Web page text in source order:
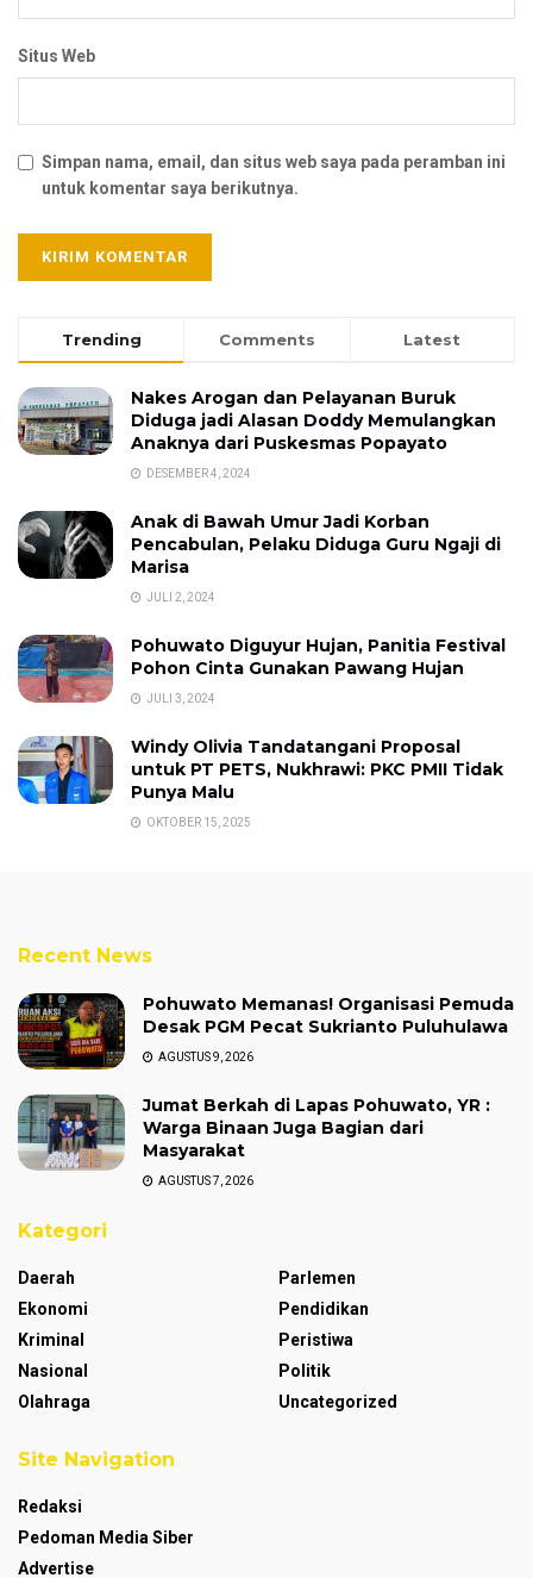
Situs Web
Simpan nama, email, dan situs web saya pada peramban ini
untuk komentar saya berikutnya.
Trending Comments Latest
Nakes Arogan dan Pelayanan Buruk
Diduga jadi Alasan Doddy Memulangkan
Anaknya dari Puskesmas Popayato
DESEMBER 4, 2024
Anak di Bawah Umur Jadi Korban
Pencabulan, Pelaku Diduga Guru Ngaji di
Marisa
JULI 2, 2024
Pohuwato Diguyur Hujan, Panitia Festival
Pohon Cinta Gunakan Pawang Hujan
JULI 3, 2024
Windy Olivia Tandatangani Proposal
untuk PT PETS, Nukhrawi: PKC PMII Tidak
Punya Malu
OKTOBER 15, 2025
Recent News
Pohuwato Memanas! Organisasi Pemuda
Desak PGM Pecat Sukrianto Puluhulawa
AGUSTUS 9, 2026
Jumat Berkah di Lapas Pohuwato, YR :
Warga Binaan Juga Bagian dari
Masyarakat
AGUSTUS 7, 2026
Kategori
Daerah
Ekonomi
Kriminal
Nasional
Olahraga
Parlemen
Pendidikan
Peristiwa
Politik
Uncategorized
Site Navigation
Redaksi
Pedoman Media Siber
Advertise